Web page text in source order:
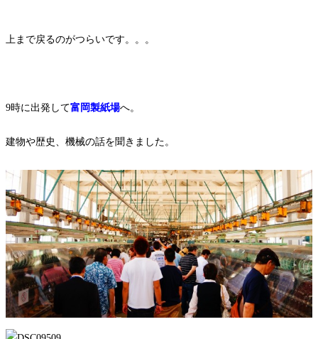
上まで戻るのがつらいです。。。
9時に出発して富岡製紙場へ。
建物や歴史、機械の話を聞きました。